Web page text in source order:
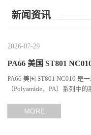
新闻资讯
2026-07-29
PA66 美国 ST801
PA66 美国 ST801 NC010 是
（Polyamide，PA）系列中
MORE